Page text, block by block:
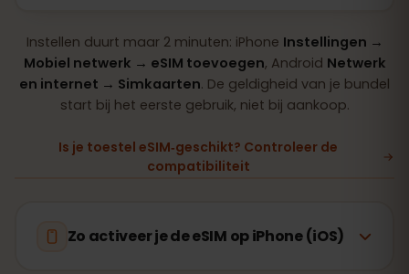
Instellen duurt maar 2 minuten: iPhone Instellingen →
Mobiel netwerk → eSIM toevoegen, Android Netwerk
en internet → Simkaarten. De geldigheid van je bundel
start bij het eerste gebruik, niet bij aankoop.
Is je toestel eSIM‑geschikt? Controleer de
compatibiliteit
Zo activeer je de eSIM op iPhone (iOS)